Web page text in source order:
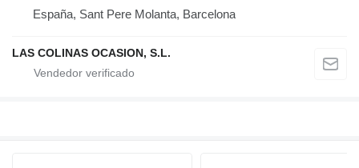
España, Sant Pere Molanta, Barcelona
LAS COLINAS OCASION, S.L.